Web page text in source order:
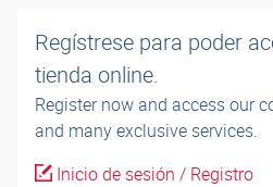
Regístrese para poder
tienda online.
Register now and access our
and many exclusive services.
Inicio de sesión / Registro